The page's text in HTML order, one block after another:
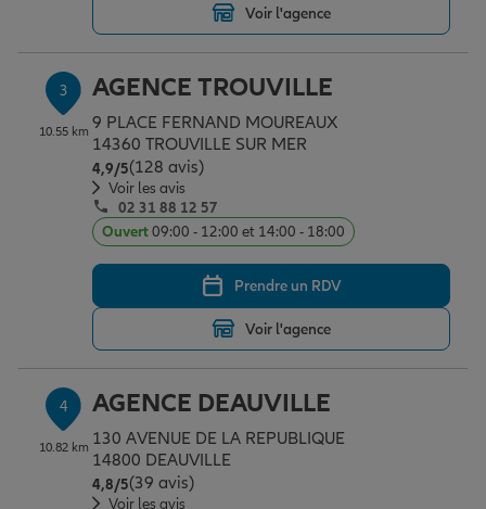
Garantie des accidents de la vie
Assurance scolaire
Protection juridique
Retraite
Tous nos devis d'assurance
Voir l'agence
3
10.55 km
AGENCE TROUVILLE
9 PLACE FERNAND MOUREAUX
14360 TROUVILLE SUR MER
4,9/5Note de 4.9 sur 5
(128 avis)
Voir les avis
02 31 88 12 57
Ouvert09:00 - 12:00 et 14:00 - 18:00
Prendre un RDV
Voir l'agence
4
10.82 km
AGENCE DEAUVILLE
130 AVENUE DE LA REPUBLIQUE
14800 DEAUVILLE
4,8/5Note de 4.8 sur 5
(39 avis)
Voir les avis